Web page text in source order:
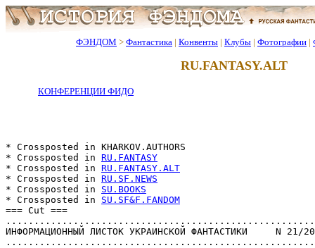
ФЭНДОМ > Фантастика | Конвенты | Клубы | Фотографии |
RU.FANTASY.ALT
КОНФЕРЕНЦИИ ФИДО
* Crossposted in KНARKOV.AUTHORS
* Crossposted in RU.FANTASY
* Crossposted in RU.FANTASY.ALT
* Crossposted in RU.SF.NEWS
* Crossposted in SU.BOOKS
* Crossposted in SU.SF&F.FANDOM
=== Cut ===
ИНФОРМАЦИОННЫЙ ЛИСТОК УКРАИНСКОЙ ФАНТАСТИКИ     N 21/